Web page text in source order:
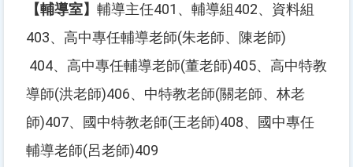
【輔導室】 輔導主任401、輔導組402、資料組
403、高中專任輔導老師(朱老師、陳老師)
404、高中專任輔導老師(董老師)405、高中特教
導師(洪老師)406、中特教老師(關老師、林老
師)407、國中特教老師(王老師)408、國中專任
輔導老師(呂老師)409